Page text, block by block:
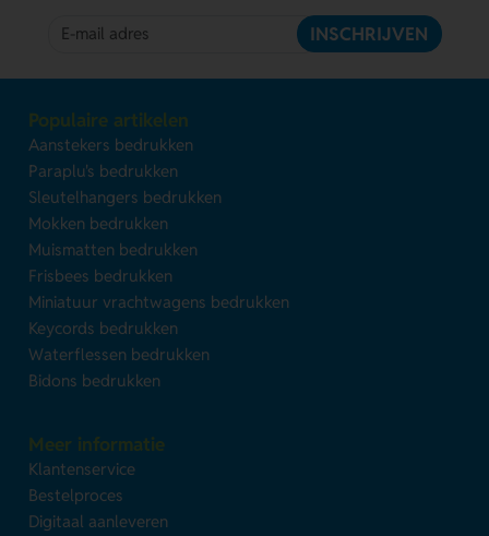
INSCHRIJVEN
Populaire artikelen
Aanstekers bedrukken
Paraplu's bedrukken
Sleutelhangers bedrukken
Mokken bedrukken
Muismatten bedrukken
Frisbees bedrukken
Miniatuur vrachtwagens bedrukken
Keycords bedrukken
Waterflessen bedrukken
Bidons bedrukken
Meer informatie
Klantenservice
Bestelproces
Digitaal aanleveren